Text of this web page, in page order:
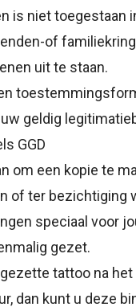
is niet toegestaan
of
uit te staan.
geldig
GGD
om een kopie te
of ter bezichtiging
speciaal voor
gezet.
tattoo na
dan kunt u deze